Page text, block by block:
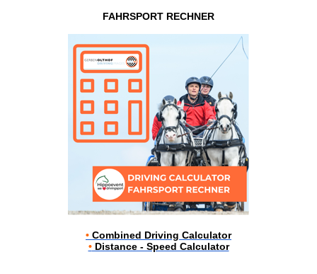
FAHRSPORT RECHNER
• Combined Driving Calculator
•Distance - Speed Calculator